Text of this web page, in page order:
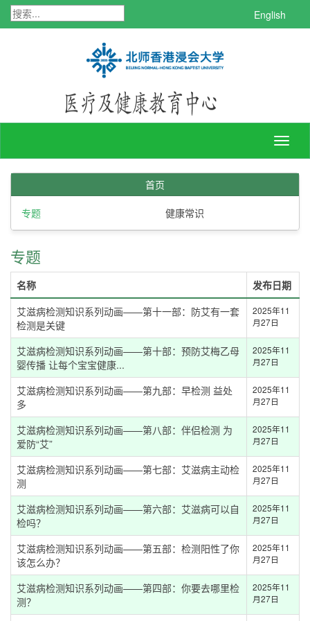
English
首页
专题 健康常识
专题
名称
发布日期
艾滋病检测知识系列动画——第十一部：防艾有一套
检测是关键
2025年11
月27日
艾滋病检测知识系列动画——第十部：预防艾梅乙母
婴传播 让每个宝宝健康...
2025年11
月27日
艾滋病检测知识系列动画——第九部：早检测 益处
多
2025年11
月27日
艾滋病检测知识系列动画——第八部：伴侣检测 为
爱防“艾”
2025年11
月27日
艾滋病检测知识系列动画——第七部：艾滋病主动检
测
2025年11
月27日
艾滋病检测知识系列动画——第六部：艾滋病可以自
检吗？
2025年11
月27日
艾滋病检测知识系列动画——第五部：检测阳性了你
该怎么办？
2025年11
月27日
艾滋病检测知识系列动画——第四部：你要去哪里检
测？
2025年11
月27日